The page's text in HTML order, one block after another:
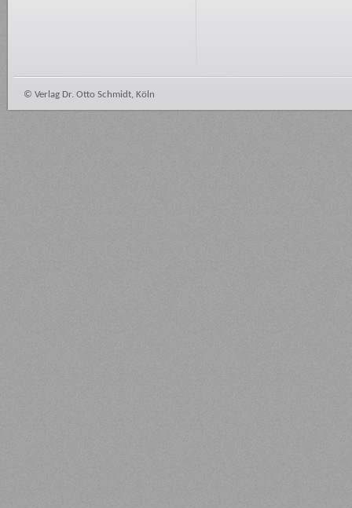
© Verlag Dr. Otto Schmidt, Köln